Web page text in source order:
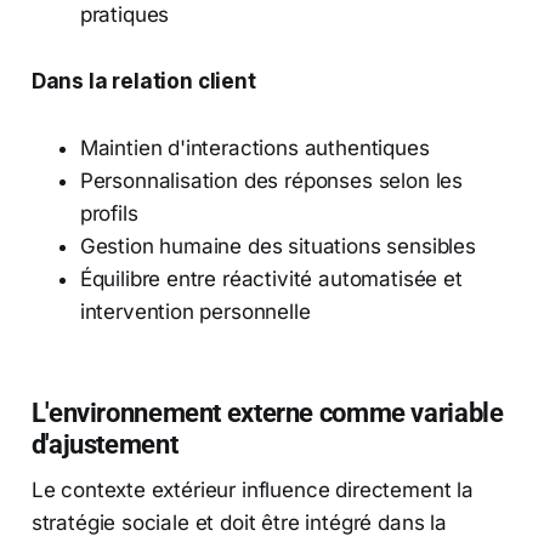
pratiques
Dans la relation client
Maintien d'interactions authentiques
Personnalisation des réponses selon les
profils
Gestion humaine des situations sensibles
Équilibre entre réactivité automatisée et
intervention personnelle
L'environnement externe comme variable
d'ajustement
Le contexte extérieur influence directement la
stratégie sociale et doit être intégré dans la